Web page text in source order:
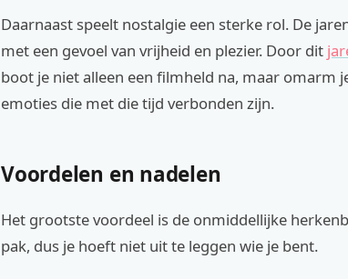
Daarnaast speelt nostalgie een sterke rol. De
met een gevoel van vrijheid en plezier. Door dit
boot je niet alleen een filmheld na, maar omarm
emoties die met die tijd verbonden zijn.
Voordelen en nadelen
Het grootste voordeel is de onmiddellijke
pak, dus je hoeft niet uit te leggen wie je bent.